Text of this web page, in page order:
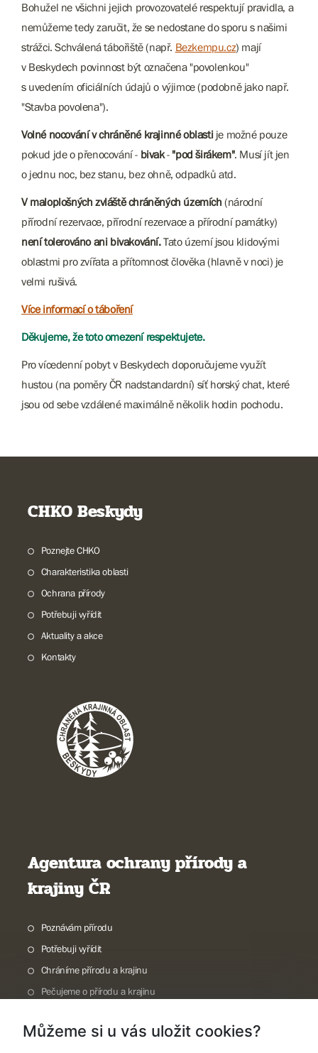
Bohužel ne všichni jejich provozovatelé respektují pravidla, a
nemůžeme tedy zaručit, že se nedostane do sporu s našimi
strážci. Schválená tábořiště (např. Bezkempu.cz) mají
v Beskydech povinnost být označena "povolenkou"
s uvedením oficiálních údajů o výjimce (podobně jako např.
"Stavba povolena").
Volné nocování v chráněné krajinné oblastije možné pouze
pokud jde o přenocování - bivak-"pod širákem". Musí jít jen
o jednu noc, bez stanu, bez ohně, odpadků atd.
V maloplošných zvláště chráněných územích (národní
přírodní rezervace, přírodní rezervace a přírodní památky)
není tolerováno ani bivakování.Tato území jsou klidovými
oblastmi pro zvířata a přítomnost člověka (hlavně v noci) je
velmi rušivá.
Více informací o táboření
Děkujeme, že toto omezení respektujete.
Pro vícedenní pobyt v Beskydech doporučujeme využít
hustou (na poměry ČR nadstandardní) síť horský chat, které
jsou od sebe vzdálené maximálně několik hodin pochodu.
CHKO Beskydy
Poznejte CHKO
Charakteristika oblasti
Ochrana přírody
Potřebuji vyřídit
Aktuality a akce
Kontakty
Agentura ochrany přírody a
krajiny ČR
Poznávám přírodu
Potřebuji vyřídit
Chráníme přírodu a krajinu
Pečujeme o přírodu a krajinu
O nás
Můžeme si u vás uložit cookies?